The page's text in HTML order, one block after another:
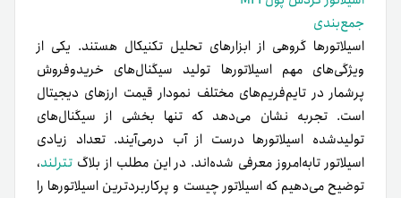
جمع‌بندی
اسیلاتورها گروهی از ابزارهای تحلیل تکنیکال هستند. یکی از
ویژگی‌های مهم اسیلاتورها تولید سیگنال‌های خریدوفروش
پرشمار در تایم‌فریم‌های مختلف نمودار قیمت ارزهای دیجیتال
است. تجربه نشان می‌دهد که تنها بخشی از سیگنال‌های
تولید‌شده اسیلاتورها درست از آب در‌می‌آیند. تعداد زیادی
اسیلاتور تا‌به‌امروز معرفی شده‌اند. در این مطلب از بلاگ تترلند،
توضیح می‌دهیم که اسیلاتور چیست و پرکاربردترین اسیلاتورها را